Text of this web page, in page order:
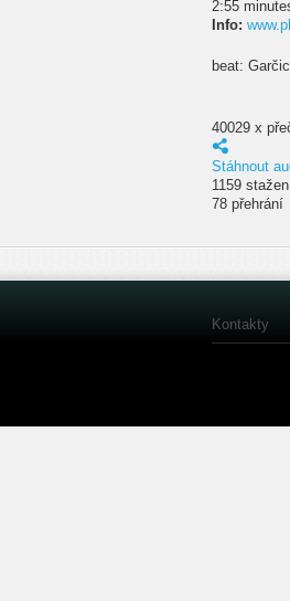
2:55
Info:
beat:
40029 x
Stáhnout
1159
78 přehrání
Kontakty